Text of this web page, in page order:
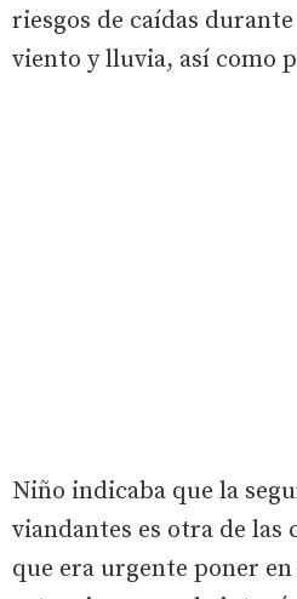
riesgos de caídas
viento y lluvia, así como
Niño indicaba que la
viandantes es otra de las
que era urgente poner